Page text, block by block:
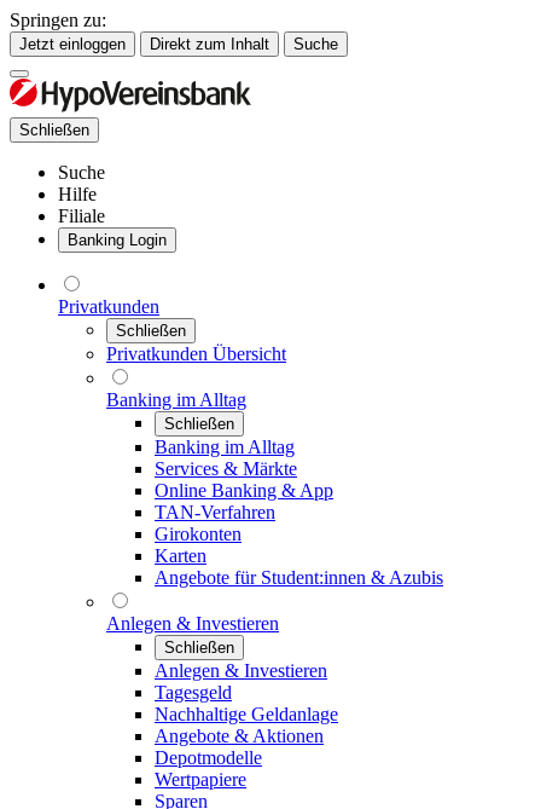
Springen zu:
Jetzt einloggen Direkt zum Inhalt Suche
Schließen
Suche
Hilfe
Filiale
Banking Login
Privatkunden
Schließen
Privatkunden Übersicht
Banking im Alltag
Schließen
Banking im Alltag
Services & Märkte
Online Banking & App
TAN-Verfahren
Girokonten
Karten
Angebote für Student:innen & Azubis
Anlegen & Investieren
Schließen
Anlegen & Investieren
Tagesgeld
Nachhaltige Geldanlage
Angebote & Aktionen
Depotmodelle
Wertpapiere
Sparen